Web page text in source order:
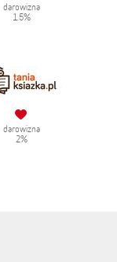
darowizna
1.5%
darowizna
2%